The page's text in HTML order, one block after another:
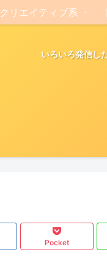
いろいろ発信し
クリエイティブ系
Pocket